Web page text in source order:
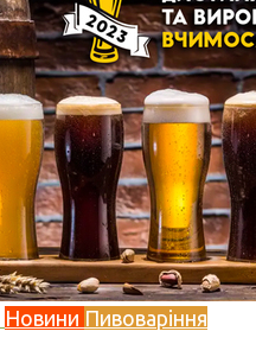
Новини Пивоваріння